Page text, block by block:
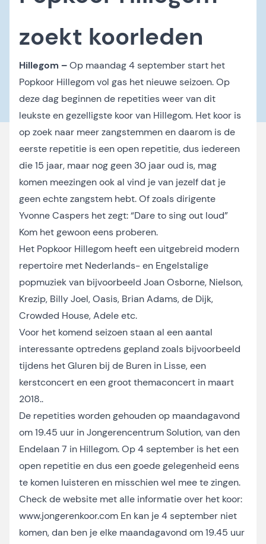
zoekt koorleden
Hillegom –Op maandag 4 september start het
Popkoor Hillegom vol gas het nieuwe seizoen. Op
deze dag beginnen de repetities weer van dit
leukste en gezelligste koor van Hillegom. Het koor is
op zoek naar meer zangstemmen en daarom is de
eerste repetitie is een open repetitie, dus iedereen
die 15 jaar, maar nog geen 30 jaar oud is, mag
komen meezingen ook al vind je van jezelf dat je
geen echte zangstem hebt. Of zoals dirigente
Yvonne Caspers het zegt: “Dare to sing out loud”
Kom het gewoon eens proberen.
Het Popkoor Hillegom heeft een uitgebreid modern
repertoire met Nederlands- en Engelstalige
popmuziek van bijvoorbeeld Joan Osborne, Nielson,
Krezip, Billy Joel, Oasis, Brian Adams, de Dijk,
Crowded House, Adele etc.
Voor het komend seizoen staan al een aantal
interessante optredens gepland zoals bijvoorbeeld
tijdens het Gluren bij de Buren in Lisse, een
kerstconcert en een groot themaconcert in maart
2018..
De repetities worden gehouden op maandagavond
om 19.45 uur in Jongerencentrum Solution, van den
Endelaan 7 in Hillegom. Op 4 september is het een
open repetitie en dus een goede gelegenheid eens
te komen luisteren en misschien wel mee te zingen.
Check de website met alle informatie over het koor:
www.jongerenkoor.com En kan je 4 september niet
komen, dan ben je elke maandagavond om 19.45 uur